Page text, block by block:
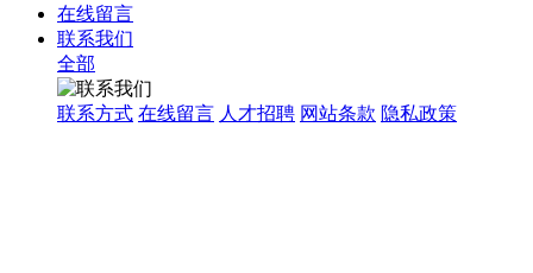
在线留言
联系我们
全部
联系方式 在线留言 人才招聘 网站条款 隐私政策